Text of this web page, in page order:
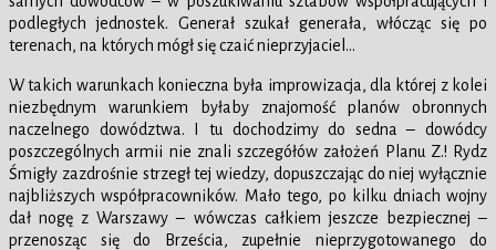
podległych jednostek. Generał szukał generała, włócząc się po
terenach, na których mógł się czaić nieprzyjaciel…
W takich warunkach konieczna była improwizacja, dla której z kolei
niezbędnym warunkiem byłaby znajomość planów obronnych
naczelnego dowództwa. I tu dochodzimy do sedna – dowódcy
poszczególnych armii nie znali szczegółów założeń Planu Z.! Rydz
Śmigły zazdrośnie strzegł tej wiedzy, dopuszczając do niej wyłącznie
najbliższych współpracowników. Mało tego, po kilku dniach wojny
dał nogę z Warszawy – wówczas całkiem jeszcze bezpiecznej –
przenosząc się do Brześcia, zupełnie nieprzygotowanego do